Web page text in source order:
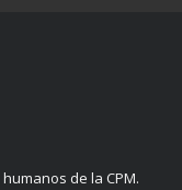
de la CPM.